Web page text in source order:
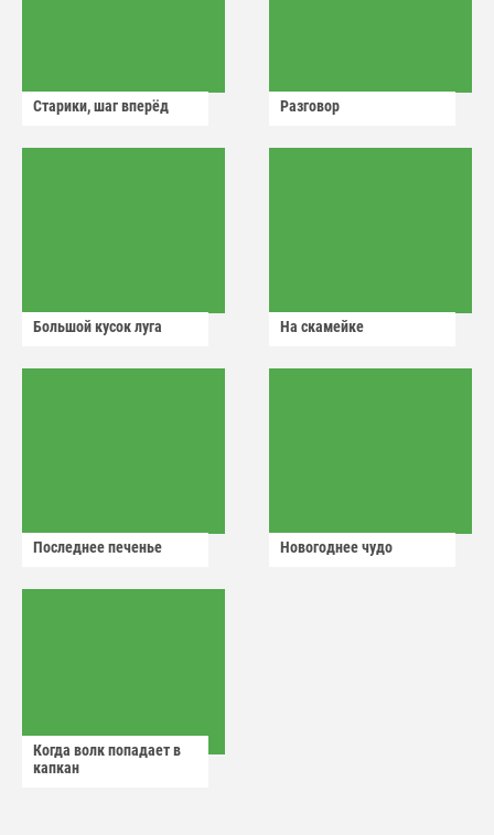
Старики, шаг вперёд Разговор
Большой кусок луга На скамейке
Последнее печенье Новогоднее чудо
Когда волк попадает в
капкан